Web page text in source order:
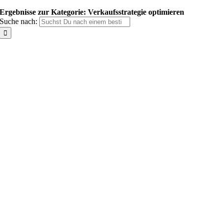
Ergebnisse zur Kategorie: Verkaufsstrategie optimieren
Suche nach: